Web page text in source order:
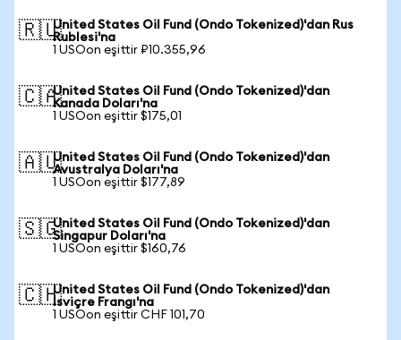
🇷🇺United States Oil Fund (Ondo Tokenized)'dan Rus
Rublesi'na
1 USOon eşittir ₽10.355,96
🇨🇦United States Oil Fund (Ondo Tokenized)'dan
Kanada Doları'na
1 USOon eşittir $175,01
🇦🇺United States Oil Fund (Ondo Tokenized)'dan
Avustralya Doları'na
1 USOon eşittir $177,89
🇸🇬United States Oil Fund (Ondo Tokenized)'dan
Singapur Doları'na
1 USOon eşittir $160,76
🇨🇭United States Oil Fund (Ondo Tokenized)'dan
İsviçre Frangı'na
1 USOon eşittir CHF 101,70